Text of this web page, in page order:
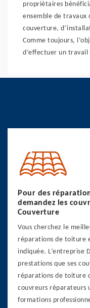
propriétaires
ensemble de travaux
couverture,
Comme toujours,
d’effectuer un travail
Pour des
demandez les
Couverture
Vous cherchez le
réparations de toiture
indiquée. L’entreprise
prestations que ses
réparations de toiture
couvreurs réparateurs
formations